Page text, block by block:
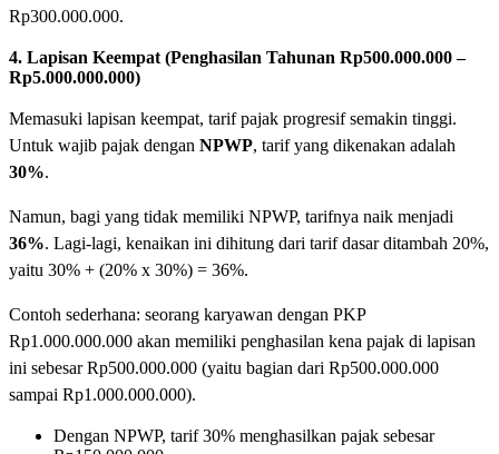
Rp300.000.000.
4. Lapisan Keempat (Penghasilan Tahunan Rp500.000.000 –
Rp5.000.000.000)
Memasuki lapisan keempat, tarif pajak progresif semakin tinggi.
Untuk wajib pajak dengan NPWP, tarif yang dikenakan adalah
30%.
Namun, bagi yang tidak memiliki NPWP, tarifnya naik menjadi
36%. Lagi-lagi, kenaikan ini dihitung dari tarif dasar ditambah 20%,
yaitu 30% + (20% x 30%) = 36%.
Contoh sederhana: seorang karyawan dengan PKP
Rp1.000.000.000 akan memiliki penghasilan kena pajak di lapisan
ini sebesar Rp500.000.000 (yaitu bagian dari Rp500.000.000
sampai Rp1.000.000.000).
Dengan NPWP, tarif 30% menghasilkan pajak sebesar